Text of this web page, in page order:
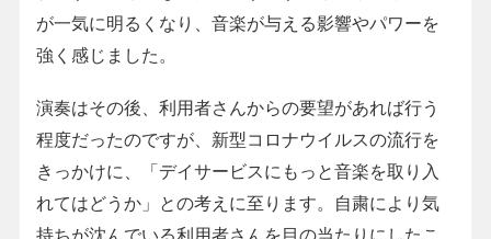
が一気に明るくなり、音楽が与える影響やパワーを
強く感じました。
演奏はその後、利用者さんからの要望があれば行う
程度だったのですが、新型コロナウイルスの流行を
きっかけに、「デイサービスにもっと音楽を取り入
れてはどうか」との考えに至ります。自粛により気
持ちが沈んでいる利用者さんを目の当たりにしたこ